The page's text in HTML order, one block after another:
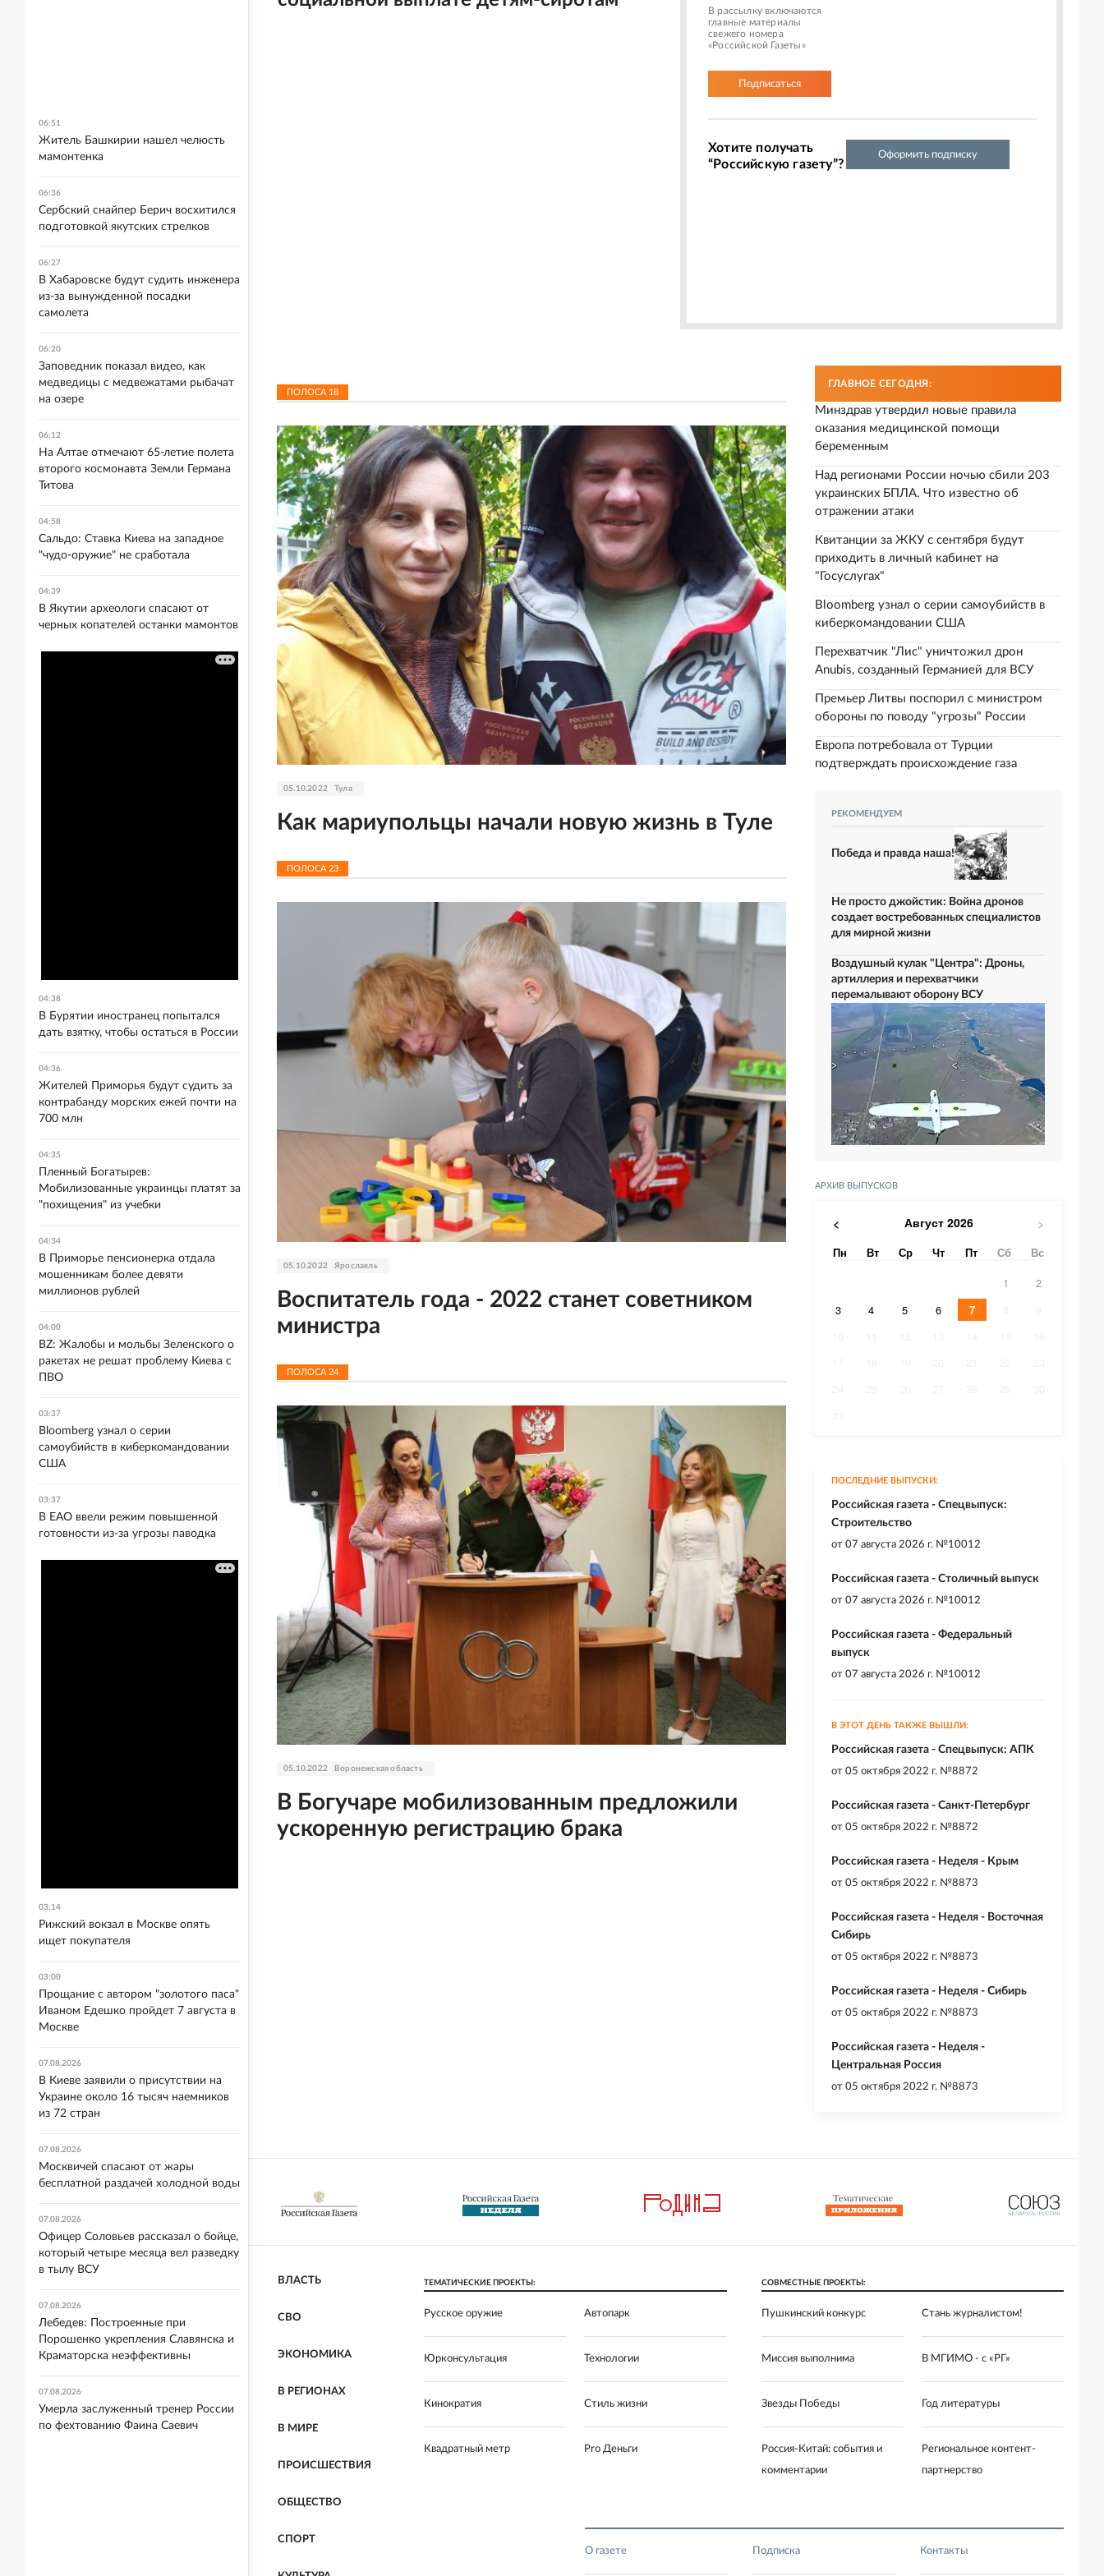
В рассылку включаются
главные материалы
свежего номера
«Российской Газеты»
Подписаться
Хотите получать
“Российскую газету”?
Оформить подписку
ПОЛОСА 18
05.10.2022 Тула
Как мариупольцы начали новую жизнь в Туле
ПОЛОСА23
05.10.2022 Ярославль
Воспитатель года - 2022 станет советником
министра
ПОЛОСА 24
05.10.2022 Воронежская область
В Богучаре мобилизованным предложили
ускоренную регистрацию брака
ГЛАВНОЕ СЕГОДНЯ:
Минздрав утвердил новые правила
оказания медицинской помощи
беременным
Над регионами России ночью сбили 203
украинских БПЛА. Что известно об
отражении атаки
Квитанции за ЖКУ с сентября будут
приходить в личный кабинет на
"Госуслугах"
Bloomberg узнал о серии самоубийств в
киберкомандовании США
Перехватчик "Лис" уничтожил дрон
Anubis, созданный Германией для ВСУ
Премьер Литвы поспорил с министром
обороны по поводу "угрозы" России
Европа потребовала от Турции
подтверждать происхождение газа
РЕКОМЕНДУЕМ
Победа и правда наша!
Не просто джойстик: Война дронов
создает востребованных специалистов
для мирной жизни
Воздушный кулак "Центра": Дроны,
артиллерия и перехватчики
перемалывают оборону ВСУ
АРХИВ ВЫПУСКОВ
< Август 2026 >
Пн Вт Ср Чт Пт Сб
Вс
1
2
3
4 5 6 7
ПОСЛЕДНИЕ ВЫПУСКИ:
Российская газета - Спецвыпуск:
Строительство
от 07 августа 2026 г. №10012
Российская газета - Столичный выпуск
от 07 августа 2026 г. №10012
Российская газета - Федеральный
выпуск
от 07 августа 2026 г. №10012
В ЭТОТ ДЕНЬ ТАКЖЕ ВЫШЛИ:
Российская газета - Спецвыпуск: АПК
от 05 октября 2022 г. №8872
Российская газета - Санкт-Петербург
от 05 октября 2022 г. №8872
Российская газета - Неделя - Крым
от 05 октября 2022 г. №8873
Российская газета - Неделя - Восточная
Сибирь
от 05 октября 2022 г. №8873
Российская газета - Неделя - Сибирь
от 05 октября 2022 г. №8873
Российская газета - Неделя -
Центральная Россия
от 05 октября 2022 г. №8873
ВЛАСТЬ
СВО
ЭКОНОМИКА
В РЕГИОНАХ
В МИРЕ
ПРОИСШЕСТВИЯ
ОБЩЕСТВО
СПОРТ
ТЕМАТИЧЕСКИЕ ПРОЕКТЫ:
Русское оружие Автопарк
Юрконсультация Технологии
Кинократия Стиль жизни
Квадратный метр Pro Деньги
СОВМЕСТНЫЕ ПРОЕКТЫ:
Пушкинский конкурс Стань журналистом!
Миссия выполнима В МГИМО - с «РГ»
Звезды Победы Год литературы
Россия-Китай: события и
комментарии
Региональное контент-
партнерство
О газете Подписка Контакты
06:51
Житель Башкирии нашел челюсть
мамонтенка
06:36
Сербский снайпер Берич восхитился
подготовкой якутских стрелков
06:27
В Хабаровске будут судить инженера
из-за вынужденной посадки
самолета
06:20
Заповедник показал видео, как
медведицы с медвежатами рыбачат
на озере
06:12
На Алтае отмечают 65-летие полета
второго космонавта Земли Германа
Титова
04:58
Сальдо: Ставка Киева на западное
"чудо-оружие" не сработала
04:39
В Якутии археологи спасают от
черных копателей останки мамонтов
04:38
В Бурятии иностранец попытался
дать взятку, чтобы остаться в России
04:36
Жителей Приморья будут судить за
контрабанду морских ежей почти на
700 млн
04:35
Пленный Богатырев:
Мобилизованные украинцы платят за
"похищения" из учебки
04:34
В Приморье пенсионерка отдала
мошенникам более девяти
миллионов рублей
04:00
BZ: Жалобы и мольбы Зеленского о
ракетах не решат проблему Киева с
ПВО
03:37
Bloomberg узнал о серии
самоубийств в киберкомандовании
США
03:37
В ЕАО ввели режим повышенной
готовности из-за угрозы паводка
03:14
Рижский вокзал в Москве опять
ищет покупателя
03:00
Прощание с автором "золотого паса"
Иваном Едешко пройдет 7 августа в
Москве
07.08.2026
В Киеве заявили о присутствии на
Украине около 16 тысяч наемников
из 72 стран
07.08.2026
Москвичей спасают от жары
бесплатной раздачей холодной воды
07.08.2026
Офицер Соловьев рассказал о бойце,
который четыре месяца вел разведку
в тылу ВСУ
07.08.2026
Лебедев: Построенные при
Порошенко укрепления Славянска и
Краматорска неэффективны
07.08.2026
Умерла заслуженный тренер России
по фехтованию Фаина Саевич